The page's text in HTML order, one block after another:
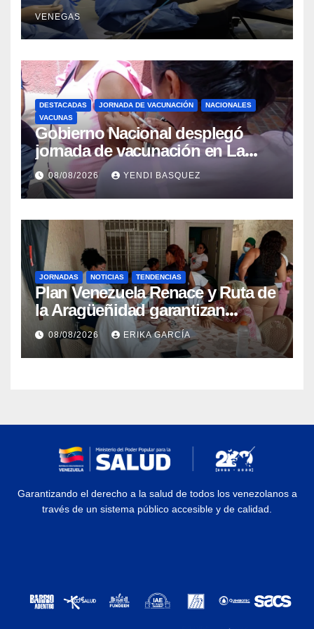
Retrógrada Endoscópica para
beneficiar a cientos de pacientes
VENEGAS
DESTACADAS JORNADA DE VACUNACIÓN
NACIONALES
VACUNAS
Gobierno Nacional desplegó
jornada de vacunación en La
Guaira para garantizar protección
epidemiológica
08/08/2026 YENDI BASQUEZ
JORNADAS NOTICIAS TENDENCIAS
Plan Venezuela Renace y Ruta de
la Aragüeñidad garantizan
atención médica integral en
Aragua
08/08/2026 ERIKA GARCÍA
Garantizando el derecho a la salud de todos los venezolanos a
través de un sistema público accesible y de calidad.